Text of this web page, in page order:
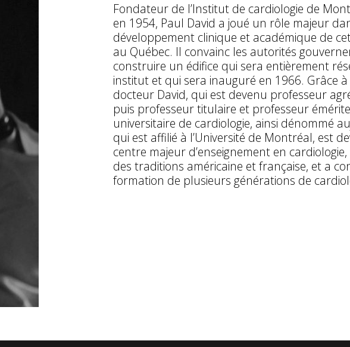
Fondateur de l’Institut de cardiologie de
en 1954, Paul David a joué un rôle majeur
développement clinique et académique de
au Québec. Il convainc les autorités
construire un édifice qui sera entièrement
institut et qui sera inauguré en 1966. Grâce
docteur David, qui est devenu professeur
puis professeur titulaire et professeur
universitaire de cardiologie, ainsi dénommé
qui est affilié à l’Université de Montréal, est
centre majeur d’enseignement en
des traditions américaine et française, et a
formation de plusieurs générations de